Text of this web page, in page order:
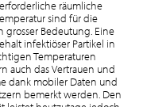
räumliche
sind für die
Bedeutung. Eine
infektiöser Partikel in
Temperaturen
auch das Vertrauen und
dank mobiler Daten und
bemerkt werden. Den